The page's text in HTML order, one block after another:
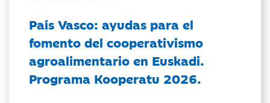
País Vasco: ayudas para el
fomento del cooperativismo
agroalimentario en Euskadi.
Programa Kooperatu 2026.